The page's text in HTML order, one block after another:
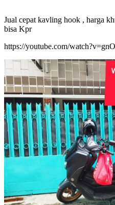
Jual cepat kavling hook , harga
bisa Kpr
https://youtube.com/